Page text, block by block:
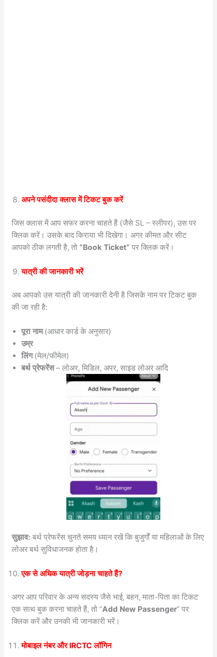
अपने पसंदीदा क्लास में टिकट बुक करें
जिस क्लास में आप सफर करना चाहते हैं (जैसे SL – स्लीपर), उस पर
क्लिक करें। उसके बाद किराया भी दिखेगा। अगर कीमत और सीट
आपको ठीक लगती है, तो “Book Ticket” पर क्लिक करें।
यात्री की जानकारी भरें
अब आपको उस यात्री की जानकारी देनी है जिसके नाम पर टिकट बुक
की जा रही है:
पूरा नाम(आधार कार्ड के अनुसार)
उम्र
लिंग(मेल/फीमेल)
बर्थ प्रेफरेंस– लोअर, मिडिल, अपर, साइड लोअर आदि
सुझाव: बर्थ प्रेफरेंस चुनते समय ध्यान रखें कि बुजुर्गों या महिलाओं के लिए
लोअर बर्थ सुविधाजनक होता है।
एक से अधिक यात्री जोड़ना चाहते हैं?
अगर आप परिवार के अन्य सदस्य जैसे भाई, बहन, माता-पिता का टिकट
एक साथ बुक करना चाहते हैं, तो “Add New Passenger” पर
क्लिक करें और उनकी भी जानकारी भरें।
मोबाइल नंबर और IRCTC लॉगिन